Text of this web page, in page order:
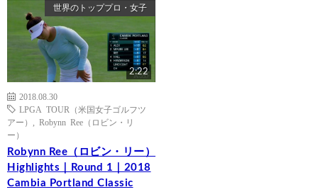
世界のトッププロ・女子
2:22
2018.08.30
LPGA TOUR（米国女子ゴルフツ
アー）
Robynn Ree（ロビン・リ
ー）
Robynn Ree（ロビン・リー）
Highlights｜Round 1｜2018
Cambia Portland Classic